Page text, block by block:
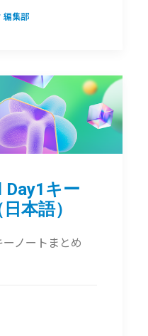
編集部
キー
本語）
ノートまとめ